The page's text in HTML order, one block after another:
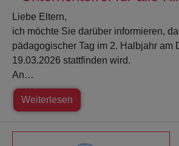
Liebe Eltern,
ich möchte Sie darüber informieren,
pädagogischer Tag im 2. Halbjahr am
19.03.2026 stattfinden wird.
An…
Weiterlesen